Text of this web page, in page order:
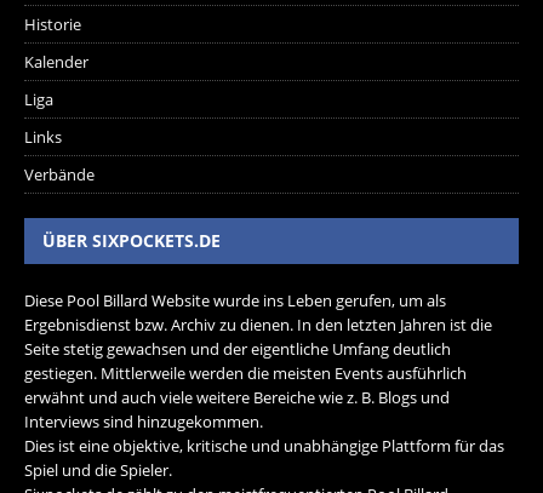
Historie
Kalender
Liga
Links
Verbände
ÜBER SIXPOCKETS.DE
Diese Pool Billard Website wurde ins Leben gerufen, um als
Ergebnisdienst bzw. Archiv zu dienen. In den letzten Jahren ist die
Seite stetig gewachsen und der eigentliche Umfang deutlich
gestiegen. Mittlerweile werden die meisten Events ausführlich
erwähnt und auch viele weitere Bereiche wie z. B. Blogs und
Interviews sind hinzugekommen.
Dies ist eine objektive, kritische und unabhängige Plattform für das
Spiel und die Spieler.